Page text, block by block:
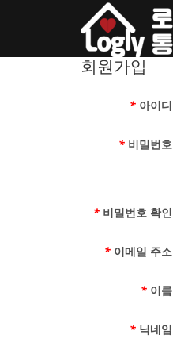
toggle_navigation
회원가입
* 아이디
* 비밀번호
* 비밀번호 확인
* 이메일 주소
* 이름
* 닉네임